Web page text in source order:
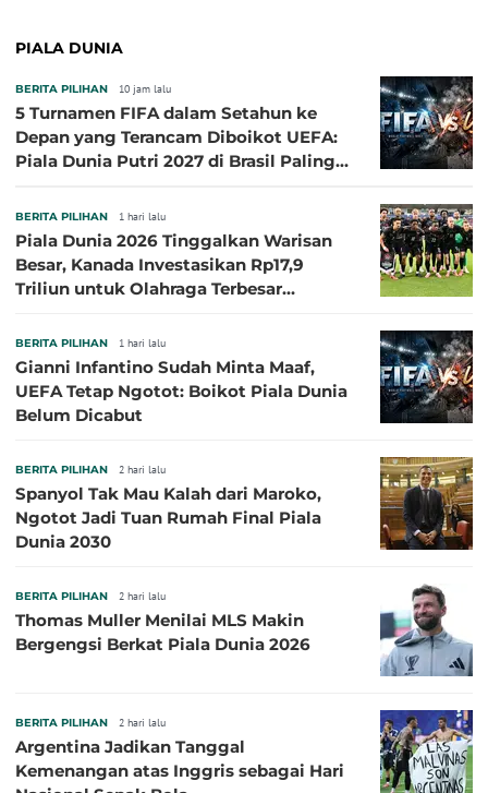
PIALA DUNIA
BERITA PILIHAN 10 jam lalu
5 Turnamen FIFA dalam Setahun ke
Depan yang Terancam Diboikot UEFA:
Piala Dunia Putri 2027 di Brasil Paling
BERITA PILIHAN 1 hari lalu
Piala Dunia 2026 Tinggalkan Warisan
Besar, Kanada Investasikan Rp17,9
Triliun untuk Olahraga Terbesar
BERITA PILIHAN 1 hari lalu
Gianni Infantino Sudah Minta Maaf,
UEFA Tetap Ngotot: Boikot Piala Dunia
Belum Dicabut
BERITA PILIHAN 2 hari lalu
Spanyol Tak Mau Kalah dari Maroko,
Ngotot Jadi Tuan Rumah Final Piala
Dunia 2030
BERITA PILIHAN 2 hari lalu
Thomas Muller Menilai MLS Makin
Bergengsi Berkat Piala Dunia 2026
BERITA PILIHAN 2 hari lalu
Argentina Jadikan Tanggal
Kemenangan atas Inggris sebagai Hari